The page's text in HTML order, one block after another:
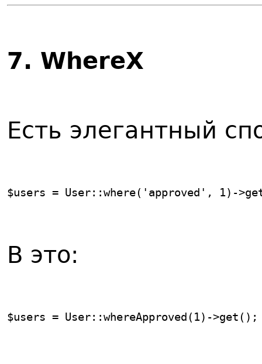
7. WhereX
Есть элегантный
$users = User::where('approved', 1)-
В это:
$users = User::whereApproved(1)-